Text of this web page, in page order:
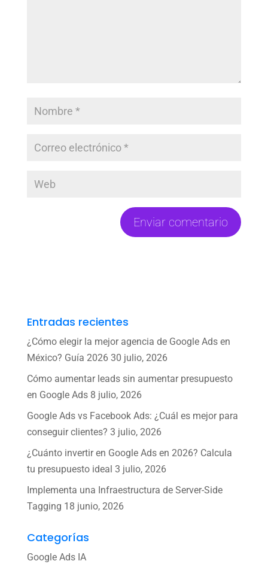
Entradas recientes
¿Cómo elegir la mejor agencia de Google Ads en
México? Guía 2026 30 julio, 2026
Cómo aumentar leads sin aumentar presupuesto
en Google Ads 8 julio, 2026
Google Ads vs Facebook Ads: ¿Cuál es mejor para
conseguir clientes? 3 julio, 2026
¿Cuánto invertir en Google Ads en 2026? Calcula
tu presupuesto ideal 3 julio, 2026
Implementa una Infraestructura de Server-Side
Tagging 18 junio, 2026
Categorías
Google Ads IA